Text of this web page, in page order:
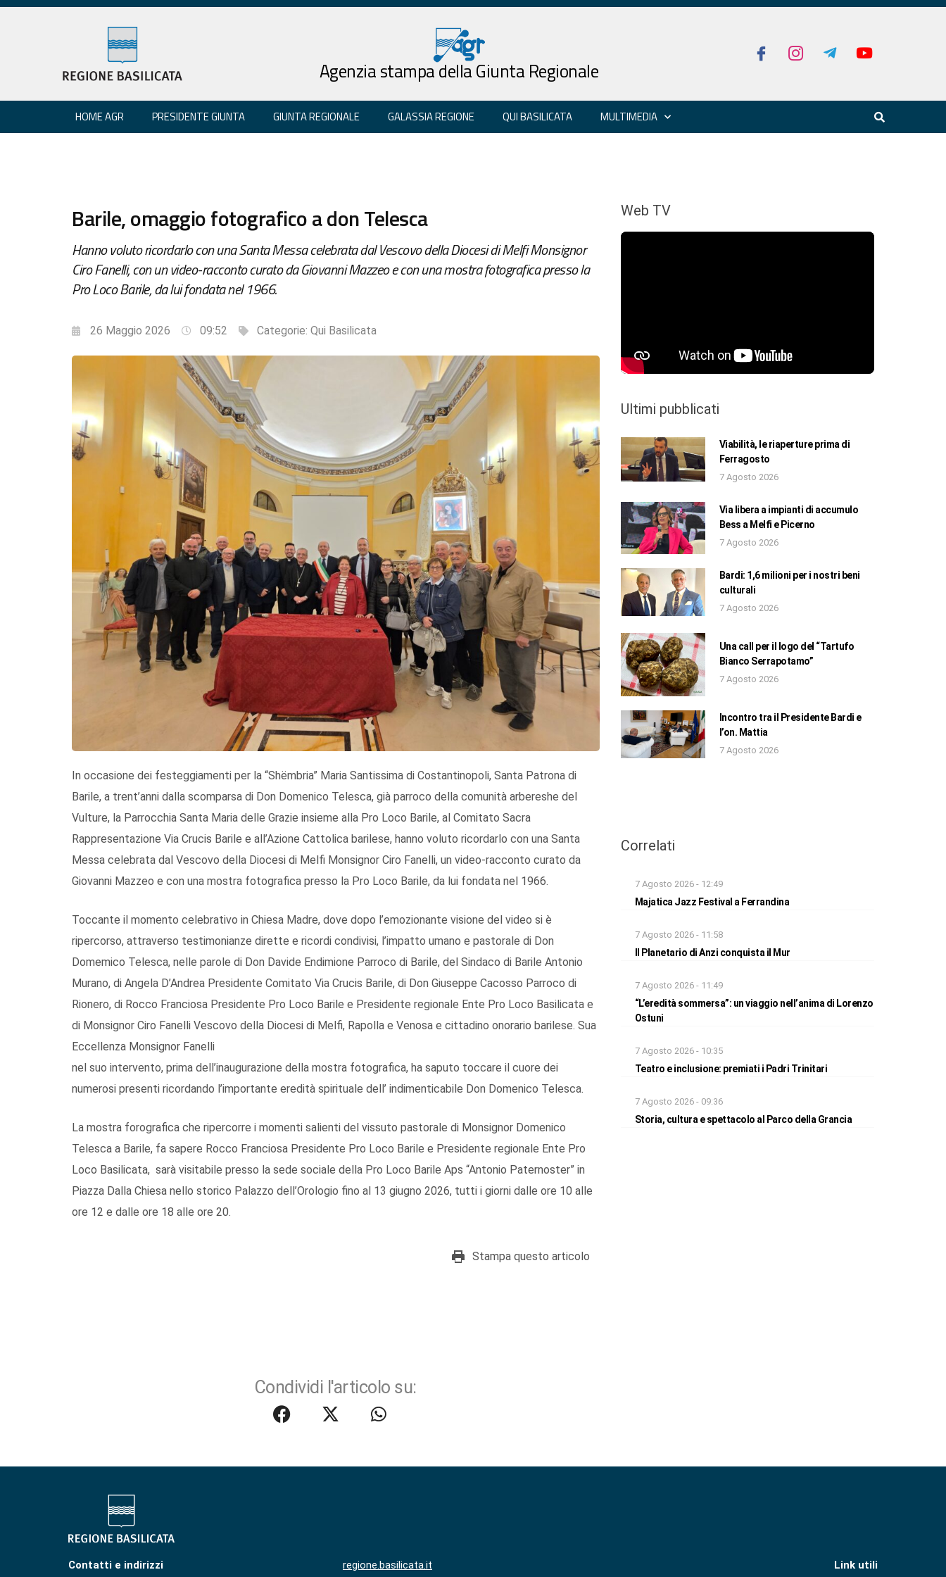
Agenzia stampa della Giunta Regionale
HOME AGR PRESIDENTE GIUNTA GIUNTA REGIONALE GALASSIA REGIONE QUI BASILICATA MULTIMEDIA
Barile, omaggio fotografico a don Telesca
Hanno voluto ricordarlo con una Santa Messa celebrata dal Vescovo della Diocesi di Melfi Monsignor
Ciro Fanelli, con un video-racconto curato da Giovanni Mazzeo e con una mostra fotografica presso la
Pro Loco Barile, da lui fondata nel 1966.
26 Maggio 2026 09:52 Categorie: Qui Basilicata
In occasione dei festeggiamenti per la “Shëmbria” Maria Santissima di Costantinopoli, Santa Patrona di
Barile, a trent’anni dalla scomparsa di Don Domenico Telesca, già parroco della comunità arbereshe del
Vulture, la Parrocchia Santa Maria delle Grazie insieme alla Pro Loco Barile, al Comitato Sacra
Rappresentazione Via Crucis Barile e all’Azione Cattolica barilese, hanno voluto ricordarlo con una Santa
Messa celebrata dal Vescovo della Diocesi di Melfi Monsignor Ciro Fanelli, un video-racconto curato da
Giovanni Mazzeo e con una mostra fotografica presso la Pro Loco Barile, da lui fondata nel 1966.
Toccante il momento celebrativo in Chiesa Madre, dove dopo l’emozionante visione del video si è
ripercorso, attraverso testimonianze dirette e ricordi condivisi, l’impatto umano e pastorale di Don
Domemico Telesca, nelle parole di Don Davide Endimione Parroco di Barile, del Sindaco di Barile Antonio
Murano, di Angela D’Andrea Presidente Comitato Via Crucis Barile, di Don Giuseppe Cacosso Parroco di
Rionero, di Rocco Franciosa Presidente Pro Loco Barile e Presidente regionale Ente Pro Loco Basilicata e
di Monsignor Ciro Fanelli Vescovo della Diocesi di Melfi, Rapolla e Venosa e cittadino onorario barilese. Sua
Eccellenza Monsignor Fanelli
nel suo intervento, prima dell’inaugurazione della mostra fotografica, ha saputo toccare il cuore dei
numerosi presenti ricordando l’importante eredità spirituale dell’ indimenticabile Don Domenico Telesca.
La mostra forografica che ripercorre i momenti salienti del vissuto pastorale di Monsignor Domenico
Telesca a Barile, fa sapere Rocco Franciosa Presidente Pro Loco Barile e Presidente regionale Ente Pro
Loco Basilicata, sarà visitabile presso la sede sociale della Pro Loco Barile Aps “Antonio Paternoster” in
Piazza Dalla Chiesa nello storico Palazzo dell’Orologio fino al 13 giugno 2026, tutti i giorni dalle ore 10 alle
ore 12 e dalle ore 18 alle ore 20.
Stampa questo articolo
Condividi l'articolo su:
Web TV
Ultimi pubblicati
Viabilità, le riaperture prima di
Ferragosto
7 Agosto 2026
Via libera a impianti di accumulo
Bess a Melfi e Picerno
7 Agosto 2026
Bardi: 1,6 milioni per i nostri beni
culturali
7 Agosto 2026
Una call per il logo del “Tartufo
Bianco Serrapotamo”
7 Agosto 2026
Incontro tra il Presidente Bardi e
l’on. Mattia
7 Agosto 2026
Correlati
7 Agosto 2026 - 12:49
Majatica Jazz Festival a Ferrandina
7 Agosto 2026 - 11:58
Il Planetario di Anzi conquista il Mur
7 Agosto 2026 - 11:49
“L’eredità sommersa”: un viaggio nell’anima di Lorenzo
Ostuni
7 Agosto 2026 - 10:35
Teatro e inclusione: premiati i Padri Trinitari
7 Agosto 2026 - 09:36
Storia, cultura e spettacolo al Parco della Grancia
Contatti e indirizzi
regione.basilicata.it
Link utili